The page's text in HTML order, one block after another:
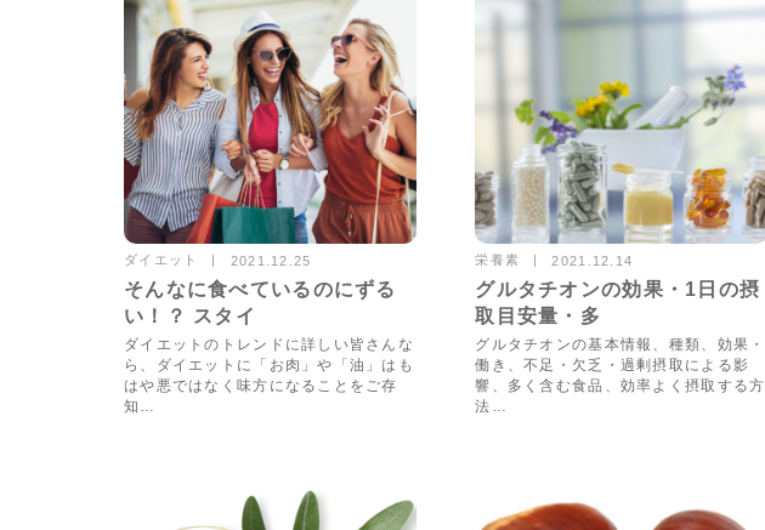
3901views
ダイエット 2021.12.25
そんなに食べているのにずる
い！？ スタイ
ダイエットのトレンドに詳しい皆さんな
ら、ダイエットに「お肉」や「油」はも
はや悪ではなく味方になることをご存
知…
72896views
栄養素 2021.12.14
グルタチオンの効果・1日の摂
取目安量・多
グルタチオンの基本情報、種類、効果・
働き、不足・欠乏・過剰摂取による影
響、多く含む食品、効率よく摂取する方
法…